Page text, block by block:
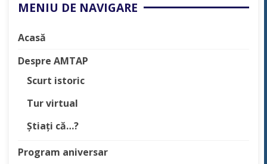
MENIU DE NAVIGARE
Acasă
Despre AMTAP
Scurt istoric
Tur virtual
Știați că…?
Program aniversar